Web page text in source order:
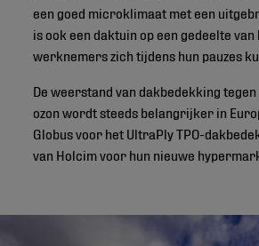
een goed microklimaat met een
is ook een daktuin op een gedeelte
werknemers zich tijdens hun pauzes
De weerstand van dakbedekking
ozon wordt steeds belangrijker in
Globus voor het UltraPly TPO-
van Holcim voor hun nieuwe